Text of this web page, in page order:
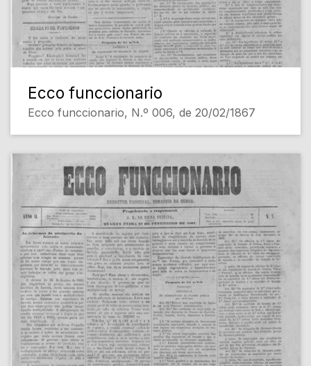
Ecco funccionario
Ecco funccionario, N.º 006, de 20/02/1867